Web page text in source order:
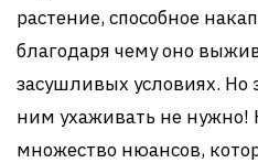
растение, способное
благодаря чему оно
засушливых условиях. Но
ним ухаживать не нужно!
множество нюансов,